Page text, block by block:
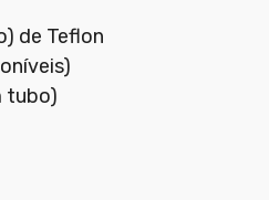
de Teflon
tubo)